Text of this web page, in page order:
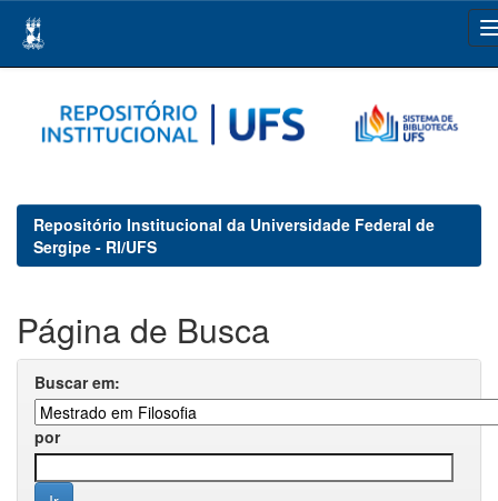
navigation
Repositório Institucional da Universidade Federal de
Sergipe - RI/UFS
Página de Busca
Buscar em:
por